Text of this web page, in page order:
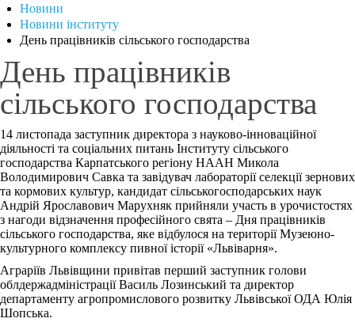
Новини
Новини інституту
День працівників сільського господарства
День працівників
сільського господарства
14 листопада заступник директора з науково-інноваційної
діяльності та соціальних питань Інституту сільського
господарства Карпатського регіону НААН Микола
Володимирович Савка та завідувач лабораторії селекції зернових
та кормових культур, кандидат сільськогосподарських наук
Андрій Ярославович Марухняк прийняли участь в урочистостях
з нагоди відзначення професійного свята ‒ Дня працівників
сільського господарства, яке відбулося на території Музеюно-
культурного комплексу пивної історії «Львіварня».
Аграріїв Львівщини привітав перший заступник голови
облдержадміністрації Василь Лозинський та директор
департаменту агропромислового розвитку Львівської ОДА Юлія
Шопська.